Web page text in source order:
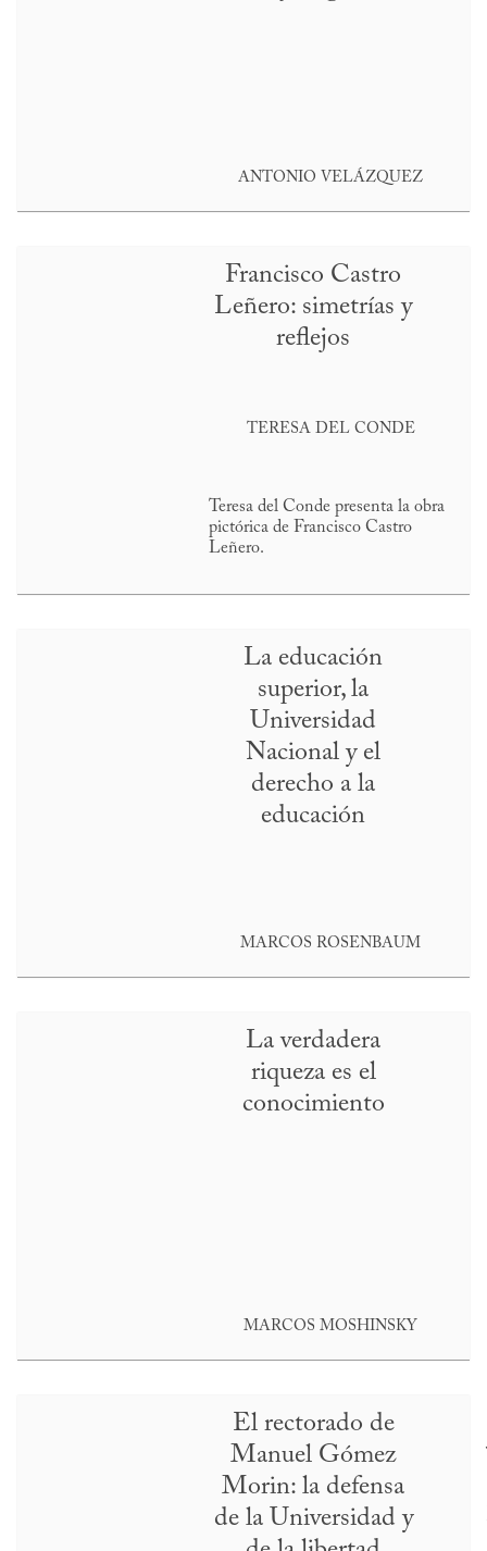
ANTONIO VELÁZQUEZ
Francisco Castro
Leñero: simetrías y
reflejos
TERESA DEL CONDE
Teresa del Conde presenta la obra
pictórica de Francisco Castro
Leñero.
La educación
superior, la
Universidad
Nacional y el
derecho a la
educación
MARCOS ROSENBAUM
La verdadera
riqueza es el
conocimiento
MARCOS MOSHINSKY
El rectorado de
Manuel Gómez
Morin: la defensa
de la Universidad y